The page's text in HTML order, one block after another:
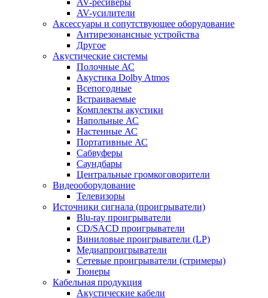
AV-ресиверы
AV-усилители
Аксессуары и сопутствующее оборудование
Антирезонансные устройства
Другое
Акустические системы
Полочные АС
Акустика Dolby Atmos
Всепогодные
Встраиваемые
Комплекты акустики
Напольные АС
Настенные АС
Портативные АС
Сабвуферы
Саундбары
Центральные громкоговорители
Видеооборудование
Телевизоры
Источники сигнала (проигрыватели)
Blu-ray проигрыватели
CD/SACD проигрыватели
Виниловые проигрыватели (LP)
Медиапроигрыватели
Сетевые проигрыватели (стримеры)
Тюнеры
Кабельная продукция
Акустические кабели